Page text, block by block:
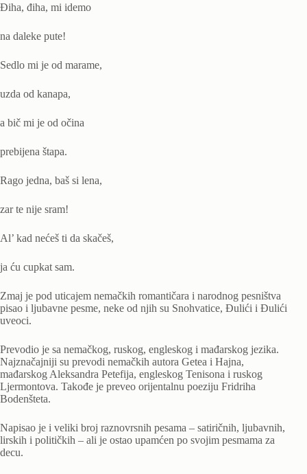
Điha, điha, mi idemo
na daleke pute!
Sedlo mi je od marame,
uzda od kanapa,
a bič mi je od očina
prebijena štapa.
Rago jedna, baš si lena,
zar te nije sram!
Al’ kad nećeš ti da skačeš,
ja ću cupkat sam.
Zmaj je pod uticajem nemačkih romantičara i narodnog pesništva
pisao i ljubavne pesme, neke od njih su Snohvatice, Đulići i Đulići
uveoci.
Prevodio je sa nemačkog, ruskog, engleskog i mađarskog jezika.
Najznačajniji su prevodi nemačkih autora Getea i Hajna,
mađarskog Aleksandra Petefija, engleskog Tenisona i ruskog
Ljermontova. Takođe je preveo orijentalnu poeziju Fridriha
Bodenšteta.
Napisao je i veliki broj raznovrsnih pesama – satiričnih, ljubavnih,
lirskih i političkih – ali je ostao upamćen po svojim pesmama za
decu.